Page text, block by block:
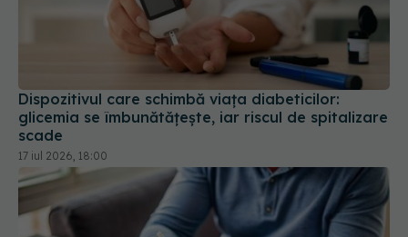
Dispozitivul care schimbă viața diabeticilor:
glicemia se îmbunătățește, iar riscul de spitalizare
scade
17 iul 2026, 18:00